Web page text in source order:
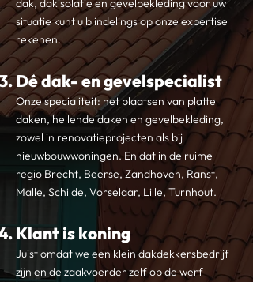
dak, dakisolatie en gevelbekleding voor uw
situatie kunt u blindelings op onze expertise
rekenen.
Dé dak- en gevelspecialist
Onze specialiteit: het plaatsen van platte
daken, hellende daken en gevelbekleding,
zowel in renovatieprojecten als bij
nieuwbouwwoningen. En dat in de ruime
regio Brecht, Beerse, Zandhoven, Ranst,
Malle, Schilde, Vorselaar, Lille, Turnhout.
Klant is koning
Juist omdat we een klein dakdekkersbedrijf
zijn en de zaakvoerder zelf op de werf